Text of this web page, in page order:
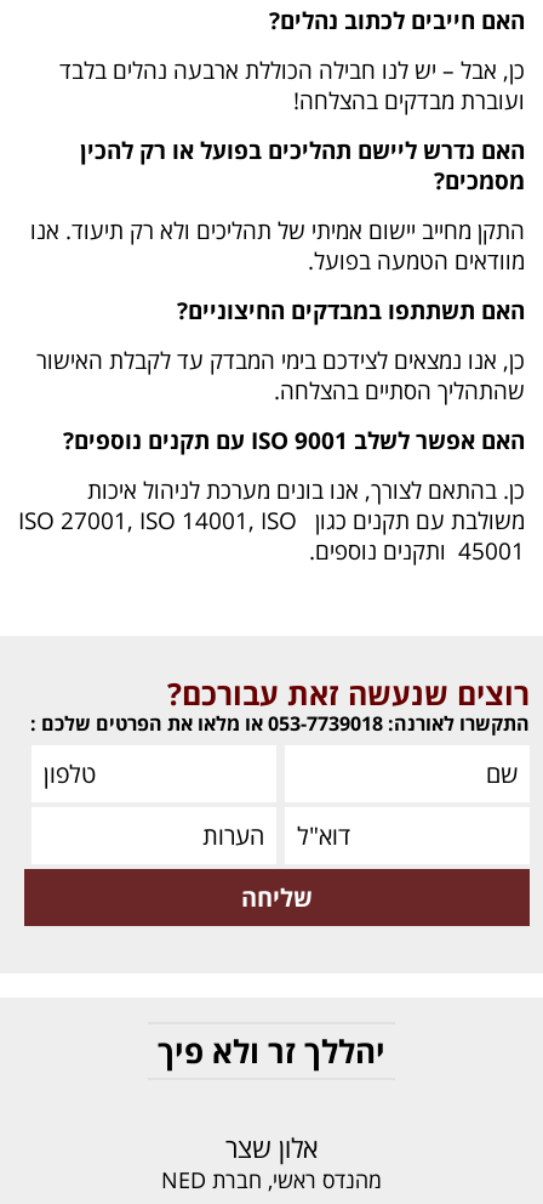
האם חייבים לכתוב נהלים?
כן, אבל – יש לנו חבילה הכוללת ארבעה נהלים בלבד
ועוברת מבדקים בהצלחה!
האם נדרש ליישם תהליכים בפועל או רק להכין
מסמכים?
התקן מחייב יישום אמיתי של תהליכים ולא רק תיעוד. אנו
מוודאים הטמעה בפועל.
האם תשתתפו במבדקים החיצוניים?
כן, אנו נמצאים לצידכם בימי המבדק עד לקבלת האישור
שהתהליך הסתיים בהצלחה.
האם אפשר לשלב ISO 9001 עם תקנים נוספים?
כן. בהתאם לצורך, אנו בונים מערכת לניהול איכות
משולבת עם תקנים כגון ISO 27001, ISO 14001, ISO
45001 ותקנים נוספים.
רוצים שנעשה זאת עבורכם?
התקשרו לאורנה: 053-7739018 או מלאו את הפרטים שלכם :
יהללך זר ולא פיך
אלון שצר
מהנדס ראשי, חברת NED